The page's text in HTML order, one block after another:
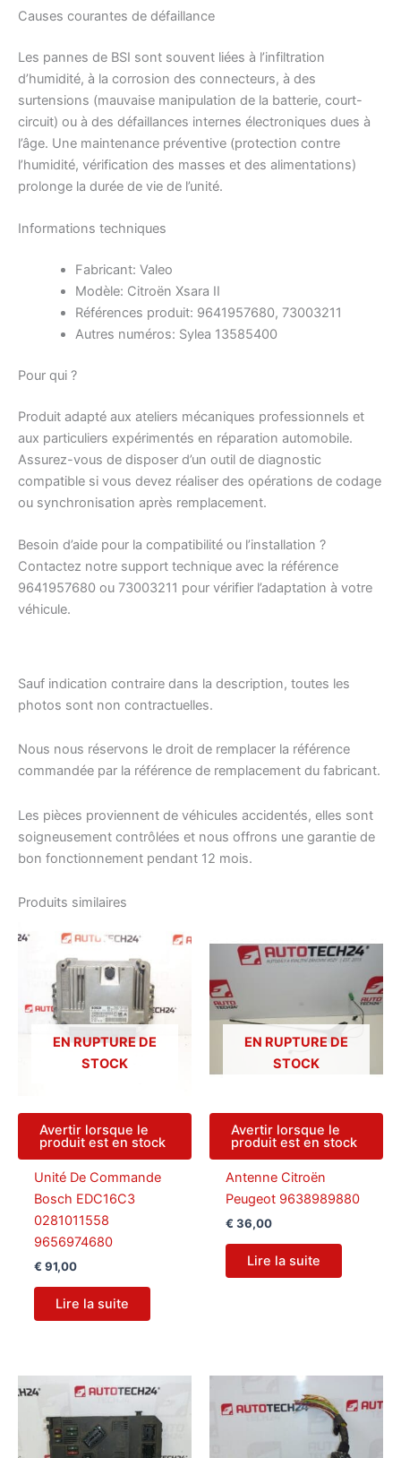
Causes courantes de défaillance
Les pannes de BSI sont souvent liées à l’infiltration
d’humidité, à la corrosion des connecteurs, à des
surtensions (mauvaise manipulation de la batterie, court-
circuit) ou à des défaillances internes électroniques dues à
l’âge. Une maintenance préventive (protection contre
l’humidité, vérification des masses et des alimentations)
prolonge la durée de vie de l’unité.
Informations techniques
Fabricant: Valeo
Modèle: Citroën Xsara II
Références produit: 9641957680, 73003211
Autres numéros: Sylea 13585400
Pour qui ?
Produit adapté aux ateliers mécaniques professionnels et
aux particuliers expérimentés en réparation automobile.
Assurez-vous de disposer d’un outil de diagnostic
compatible si vous devez réaliser des opérations de codage
ou synchronisation après remplacement.
Besoin d’aide pour la compatibilité ou l’installation ?
Contactez notre support technique avec la référence
9641957680 ou 73003211 pour vérifier l’adaptation à votre
véhicule.
Sauf indication contraire dans la description, toutes les
photos sont non contractuelles.
Nous nous réservons le droit de remplacer la référence
commandée par la référence de remplacement du fabricant.
Les pièces proviennent de véhicules accidentés, elles sont
soigneusement contrôlées et nous offrons une garantie de
bon fonctionnement pendant 12 mois.
Produits similaires
EN RUPTURE DE
STOCK
Avertir lorsque le
produit est en stock
Unité De Commande
Bosch EDC16C3
0281011558
9656974680
€ 91,00
Lire la suite
EN RUPTURE DE
STOCK
Avertir lorsque le
produit est en stock
Antenne Citroën
Peugeot 9638989880
€ 36,00
Lire la suite